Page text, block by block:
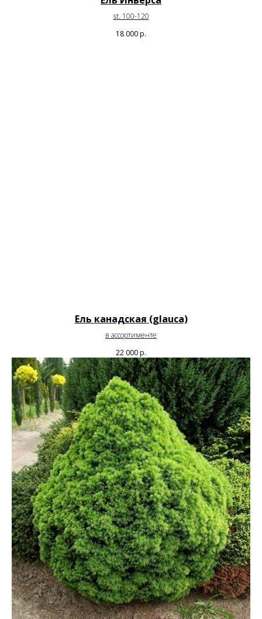
st. 100-120
18 000р.
Ель канадская (glauca)
в ассортименте
22 000р.